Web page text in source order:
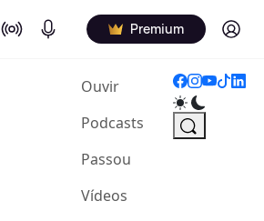
On Air Podcasts Premium Log in
Ouvir(current)
Podcasts
Passou
Vídeos